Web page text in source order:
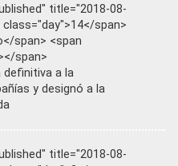
title="2018-08-
span>
span> <span
span>
definitiva a la
y designó a la
title="2018-08-